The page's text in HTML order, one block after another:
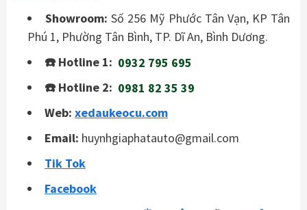
Showroom: Số 256 Mỹ Phước Tân Vạn, KP Tân
Phú 1, Phường Tân Bình, TP. Dĩ An, Bình Dương.
☎️ Hotline 1: 0932 795 695
☎️ Hotline 2: 0981 82 35 39
Web: xedaukeocu.com
Email: huynhgiaphatauto@gmail.com
Tik Tok
Facebook